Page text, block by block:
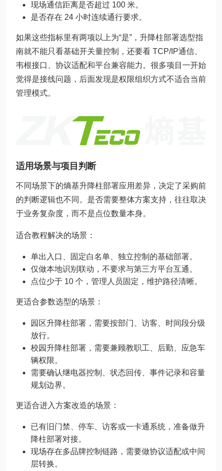
现场通信距离是否超过 100 米。
是否存在 24 小时连续通行要求。
如果这些指标里有两项以上为“是”，升降柱部署选型指
南就不能只看基础开关量控制，还要看 TCP/IP通信、
韦根接口、协议适配和平台兼容能力。很多项目一开始
觉得是接线问题，后面发现是权限组织方式不适合当前
管理模式。
适用场景与项目判断
不同场景下的熵基升降柱部署应用差异，决定了采购前
的判断逻辑也不同。是否需要整体方案支持，往往取决
于业务复杂度，而不是点位数量本身。
适合教程解决的场景：
单出入口、固定白名单、独立控制的基础部署。
仅做本地识别联动，不要求与第三方平台互通。
点位少于 10 个，管理人员固定，维护路径清晰。
更适合参数选型的场景：
园区升降柱部署，需要按部门、访客、时间段分级
放行。
校园升降柱部署，需要兼顾教职工、后勤、应急车
辆权限。
需要确认继电器控制、状态回传、事件记录和容量
规划边界。
更适合进入方案改造的场景：
已有旧门禁、停车、访客或一卡通系统，准备做升
降柱部署对接。
现场存在多品牌控制链路，需要做协议适配或中间
层转换。